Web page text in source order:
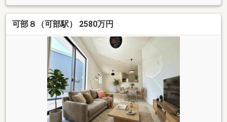
可部８（可部駅） 2580万円